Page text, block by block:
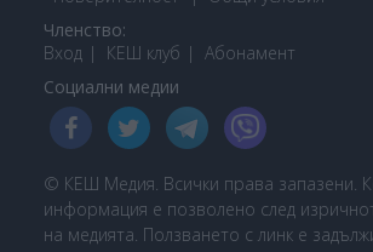
Членство:
Вход
КЕШ клуб Абонамент
Социални медии
© КЕШ Медия. Всички права запазени.
информация е позволено след
на медията. Ползването с линк е